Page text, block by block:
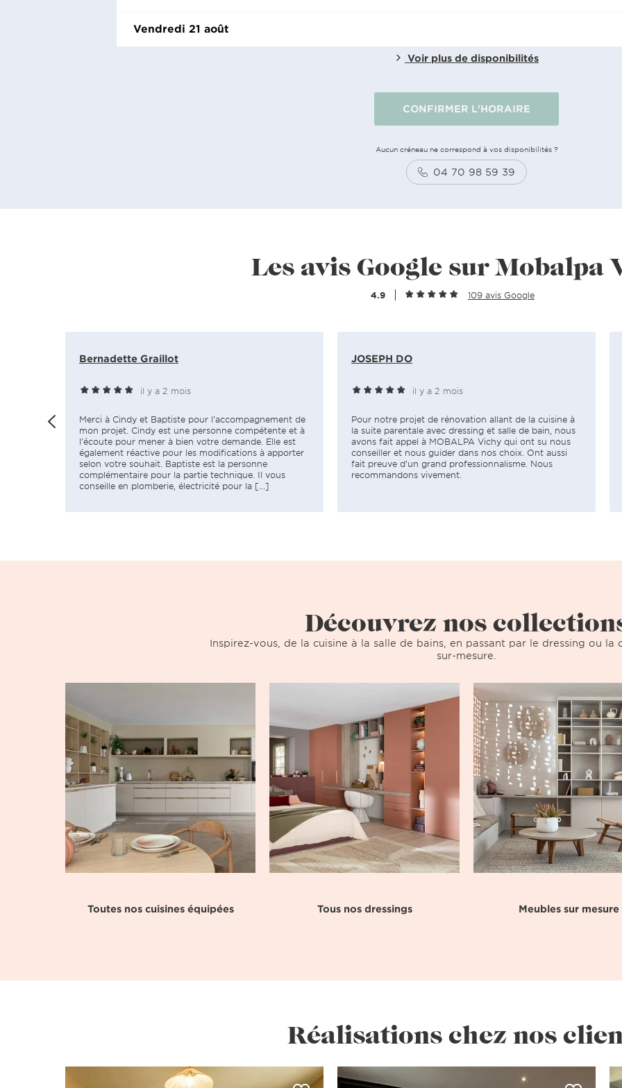
Vendredi 21 août
Voir plus de disponibilités
CONFIRMER L'HORAIRE
Aucun créneau ne correspond à vos disponibilités ?
04 70 98 59 39
Les avis Google sur Mobalpa
4.9 109 avis Google
Bernadette Graillot
il y a 2 mois
Merci à Cindy et Baptiste pour l'accompagnement de
mon projet. Cindy est une personne compétente et à
l'écoute pour mener à bien votre demande. Elle est
également réactive pour les modifications à apporter
selon votre souhait. Baptiste est la personne
complémentaire pour la partie technique. Il vous
conseille en plomberie, électricité pour la [...]
JOSEPH DO
il y a 2 mois
Pour notre projet de rénovation allant de la cuisine à
la suite parentale avec dressing et salle de bain, nous
avons fait appel à MOBALPA Vichy qui ont su nous
conseiller et nous guider dans nos choix. Ont aussi
fait preuve d’un grand professionnalisme. Nous
recommandons vivement.
Découvrez nos
Inspirez-vous, de la cuisine à la salle de bains, en passant par le dressing ou la
sur-mesure.
Toutes nos cuisines équipées Tous nos dressings Meubles sur mesure
Réalisations chez nos